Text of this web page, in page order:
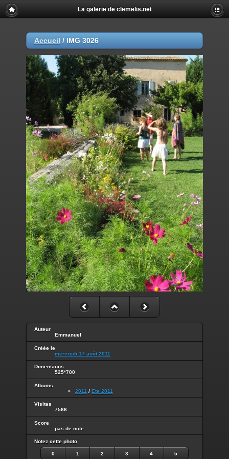
La galerie de clemelis.net
Accueil / IMG 3026
Auteur
Emmanuel
Créée le
mercredi 17 août 2011
Dimensions
525*700
Albums
2011 / Ete 2011
Visites
7566
Score
pas de note
Notez cette photo
0 1 2 3 4 5